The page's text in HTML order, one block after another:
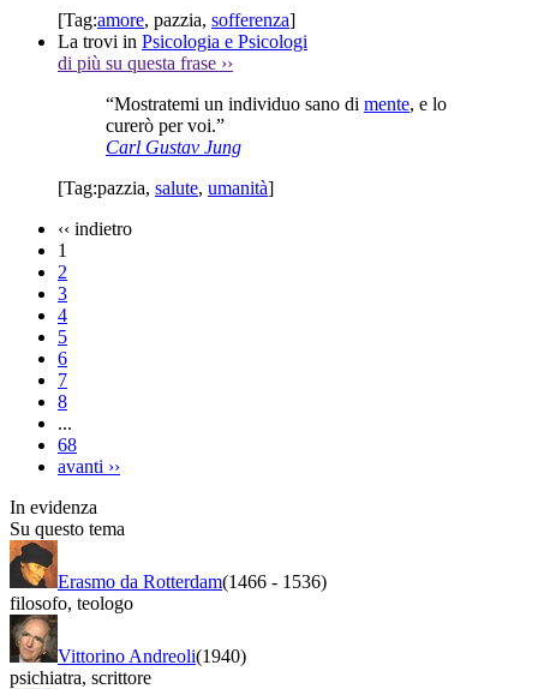
[Tag:amore, pazzia, sofferenza]
La trovi in Psicologia e Psicologi
di più su questa frase ››
“Mostratemi un individuo sano di mente, e lo
curerò per voi.”
Carl Gustav Jung
[Tag:pazzia, salute, umanità]
‹‹ indietro
1
2
3
4
5
6
7
8
...
68
avanti ››
In evidenza
Su questo tema
Erasmo da Rotterdam(1466 - 1536)
filosofo, teologo
Vittorino Andreoli(1940)
psichiatra, scrittore